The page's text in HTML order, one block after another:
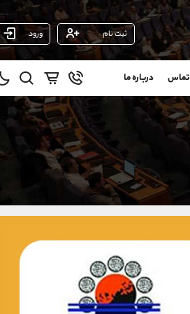
ثبت نام ورود
تماس درباره ما
(فائزه تهرانی)
09101364784
واتساپ شروع گفتگو
تلگرام @Armteam_admin_104
021-22021030
90001030
@alirezamehrabi_com
@alirezamehrabi_official